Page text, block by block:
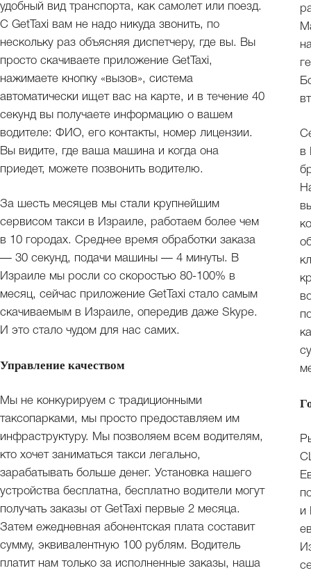
удобный вид транспорта, как самолет или поезд.
С GetTaxi вам не надо никуда звонить, по
нескольку раз объясняя диспетчеру, где вы. Вы
просто скачиваете приложение GetTaxi,
нажимаете кнопку «вызов», система
автоматически ищет вас на карте, и в течение 40
секунд вы получаете информацию о вашем
водителе: ФИО, его контакты, номер лицензии.
Вы видите, где ваша машина и когда она
приедет, можете позвонить водителю.
За шесть месяцев мы стали крупнейшим
сервисом такси в Израиле, работаем более чем
в 10 городах. Среднее время обработки заказа
— 30 секунд, подачи машины — 4 минуты. В
Израиле мы росли со скоростью 80-100% в
месяц, сейчас приложение GetTaxi стало самым
скачиваемым в Израиле, опередив даже Skype.
И это стало чудом для нас самих.
Управление качеством
Мы не конкурируем с традиционными
таксопарками, мы просто предоставляем им
инфраструктуру. Мы позволяем всем водителям,
кто хочет заниматься такси легально,
зарабатывать больше денег. Установка нашего
устройства бесплатна, бесплатно водители могут
получать заказы от GetTaxi первые 2 месяца.
Затем ежедневная абонентская плата составит
сумму, эквивалентную 100 рублям. Водитель
платит нам только за исполненные заказы, наша
в
и